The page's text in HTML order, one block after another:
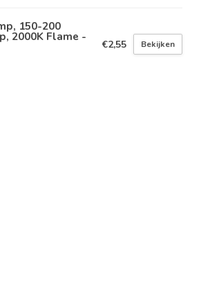
150-200
2000K Flame -
€2,55 Bekijken